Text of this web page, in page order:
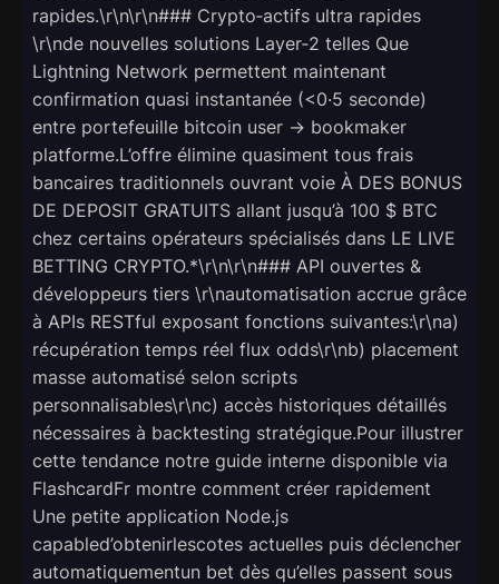
rapides.\r\n\r\n### Crypto‑actifs ultra rapides
\r\nde nouvelles solutions Layer‑2 telles Que
Lightning Network permettent maintenant
confirmation quasi instantanée (<0·5 seconde)
entre portefeuille bitcoin user → bookmaker
platforme.L’offre élimine quasiment tous frais
bancaires traditionnels ouvrant voie À DES BONUS
DE DEPOSIT GRATUITS allant jusqu’à 100 $ BTC
chez certains opérateurs spécialisés dans LE LIVE
BETTING CRYPTO.*\r\n\r\n### API ouvertes &
développeurs tiers \r\nautomatisation accrue grâce
à APIs RESTful exposant fonctions suivantes:\r\na)
récupération temps réel flux odds\r\nb) placement
masse automatisé selon scripts
personnalisables\r\nc) accès historiques détaillés
nécessaires à backtesting stratégique.Pour illustrer
cette tendance notre guide interne disponible via
FlashcardFr montre comment créer rapidement
Une petite application Node.js
capabled’obtenirlescotes actuelles puis déclencher
automatiquementun bet dès qu’elles passent sous